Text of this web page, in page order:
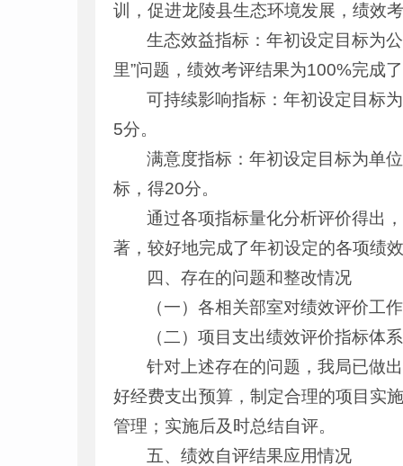
训，促进龙陵县生态环境发展，绩效
生态效益指标：年初设定目标为
里”问题，绩效考评结果为100%完成
可持续影响指标：年初设定目标
5分。
满意度指标：年初设定目标为单
标，得20分。
通过各项指标量化分析评价得出
著，较好地完成了年初设定的各项绩
四、存在的问题和整改情况
（一）各相关部室对绩效评价工
（二）项目支出绩效评价指标体
针对上述存在的问题，我局已做
好经费支出预算，制定合理的项目实
管理；实施后及时总结自评。
五、绩效自评结果应用情况